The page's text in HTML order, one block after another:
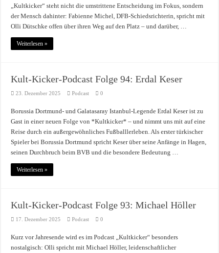
„Kultkicker“ steht nicht die umstrittene Entscheidung im Fokus, sondern
der Mensch dahinter: Fabienne Michel, DFB-Schiedsrichterin, spricht mit
Olli Dütschke offen über ihren Weg auf den Platz – und darüber, …
Weiterlesen »
Kult-Kicker-Podcast Folge 94: Erdal Keser
23. Dezember 2025 Podcast 0
Borussia Dortmund- und Galatasaray Istanbul-Legende Erdal Keser ist zu
Gast in einer neuen Folge von *Kultkicker* – und nimmt uns mit auf eine
Reise durch ein außergewöhnliches Fußballlerleben. Als erster türkischer
Spieler bei Borussia Dortmund spricht Keser über seine Anfänge in Hagen,
seinen Durchbruch beim BVB und die besondere Bedeutung …
Weiterlesen »
Kult-Kicker-Podcast Folge 93: Michael Höller
17. Dezember 2025 Podcast 0
Kurz vor Jahresende wird es im Podcast „Kultkicker“ besonders
nostalgisch: Olli spricht mit Michael Höller, leidenschaftlicher